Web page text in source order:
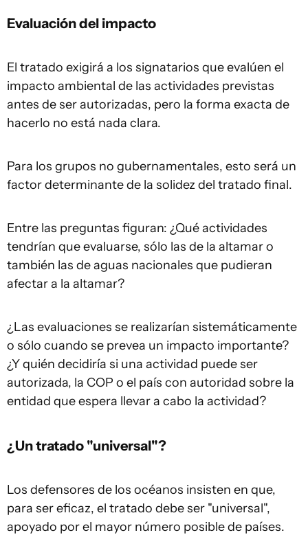
Evaluación del impacto
El tratado exigirá a los signatarios que evalúen el
impacto ambiental de las actividades previstas
antes de ser autorizadas, pero la forma exacta de
hacerlo no está nada clara.
Para los grupos no gubernamentales, esto será un
factor determinante de la solidez del tratado final.
Entre las preguntas figuran: ¿Qué actividades
tendrían que evaluarse, sólo las de la altamar o
también las de aguas nacionales que pudieran
afectar a la altamar?
¿Las evaluaciones se realizarían sistemáticamente
o sólo cuando se prevea un impacto importante?
¿Y quién decidiría si una actividad puede ser
autorizada, la COP o el país con autoridad sobre la
entidad que espera llevar a cabo la actividad?
¿Un tratado "universal"?
Los defensores de los océanos insisten en que,
para ser eficaz, el tratado debe ser "universal",
apoyado por el mayor número posible de países.